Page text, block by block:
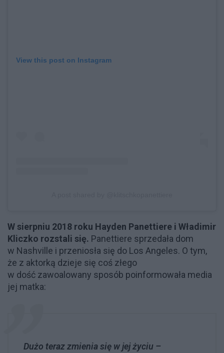
View this post on Instagram
W sierpniu 2018 roku Hayden Panettiere i Władimir
Kliczko rozstali się. Panettiere sprzedała dom
w Nashville i przeniosła się do Los Angeles. O tym,
że z aktorką dzieje się coś złego
w dość zawoalowany sposób poinformowała media
jej matka:
Dużo teraz zmienia się w jej życiu –